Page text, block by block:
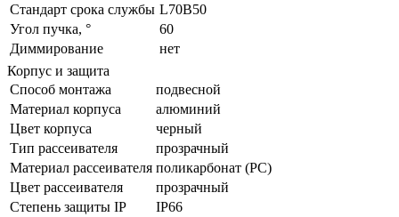
Стандарт срока службы L70B50
Угол пучка, °
60
Диммирование
нет
Корпус и защита
Способ монтажа
подвесной
Материал корпуса
алюминий
Цвет корпуса
черный
Тип рассеивателя
прозрачный
Материал рассеивателя поликарбонат (PC)
Цвет рассеивателя
прозрачный
Степень защиты IP
IP66